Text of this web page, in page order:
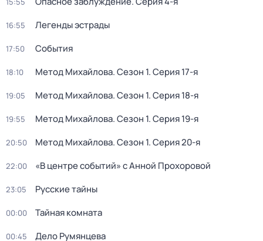
16:55 Легенды эстрады
17:50 События
18:10 Метод Михайлова. Сезон 1. Серия 17-я
19:05 Метод Михайлова. Сезон 1. Серия 18-я
19:55 Метод Михайлова. Сезон 1. Серия 19-я
20:50 Метод Михайлова. Сезон 1. Серия 20-я
22:00 «В центре событий» с Анной Прохоровой
23:05 Русские тайны
00:00 Тайная комната
00:45 Дело Румянцева